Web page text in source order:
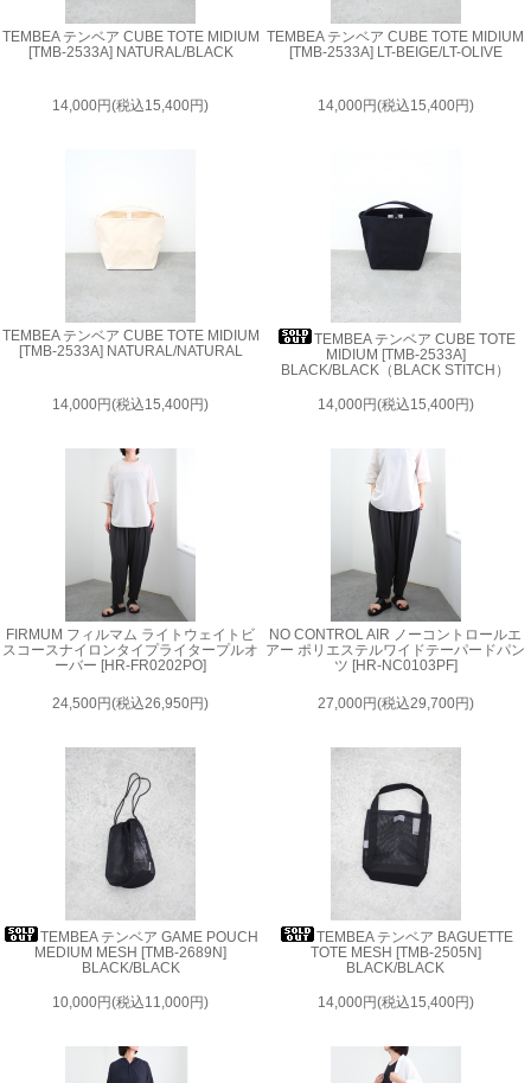
TEMBEA テンベア CUBE TOTE MIDIUM
[TMB-2533A] NATURAL/BLACK
14,000円(税込15,400円)
TEMBEA テンベア CUBE TOTE MIDIUM
[TMB-2533A] LT-BEIGE/LT-OLIVE
14,000円(税込15,400円)
TEMBEA テンベア CUBE TOTE MIDIUM
[TMB-2533A] NATURAL/NATURAL
14,000円(税込15,400円)
TEMBEA テンベア CUBE TOTE
MIDIUM [TMB-2533A]
BLACK/BLACK（BLACK STITCH）
14,000円(税込15,400円)
FIRMUM フィルマム ライトウェイトビ
スコースナイロンタイプライタープルオ
ーバー [HR-FR0202PO]
24,500円(税込26,950円)
NO CONTROL AIR ノーコントロールエ
アー ポリエステルワイドテーパードパン
ツ [HR-NC0103PF]
27,000円(税込29,700円)
TEMBEA テンベア GAME POUCH
MEDIUM MESH [TMB-2689N]
BLACK/BLACK
10,000円(税込11,000円)
TEMBEA テンベア BAGUETTE
TOTE MESH [TMB-2505N]
BLACK/BLACK
14,000円(税込15,400円)